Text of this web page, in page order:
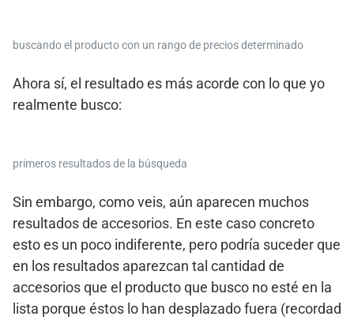
buscando el producto con un rango de precios determinado
Ahora sí, el resultado es más acorde con lo que yo
realmente busco:
primeros resultados de la búsqueda
Sin embargo, como veis, aún aparecen muchos
resultados de accesorios. En este caso concreto
esto es un poco indiferente, pero podría suceder que
en los resultados aparezcan tal cantidad de
accesorios que el producto que busco no esté en la
lista porque éstos lo han desplazado fuera (recordad